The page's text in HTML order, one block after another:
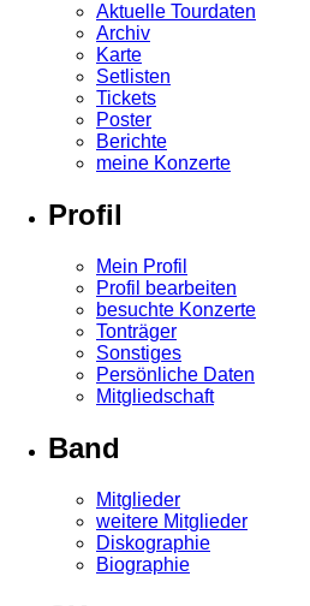
Aktuelle Tourdaten
Archiv
Karte
Setlisten
Tickets
Poster
Berichte
meine Konzerte
Profil
Mein Profil
Profil bearbeiten
besuchte Konzerte
Tonträger
Sonstiges
Persönliche Daten
Mitgliedschaft
Band
Mitglieder
weitere Mitglieder
Diskographie
Biographie